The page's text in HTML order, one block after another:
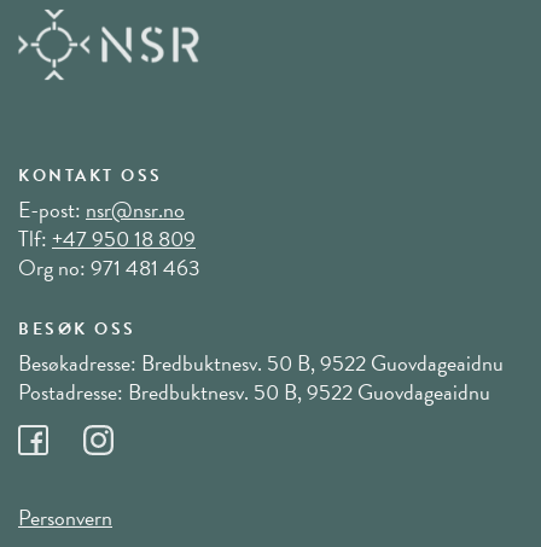
KONTAKT OSS
E-post:nsr@nsr.no
Tlf:+47 950 18 809
Org no: 971 481 463
BESØK OSS
Besøkadresse: Bredbuktnesv. 50 B, 9522 Guovdageaidnu
Postadresse: Bredbuktnesv. 50 B, 9522 Guovdageaidnu
Personvern